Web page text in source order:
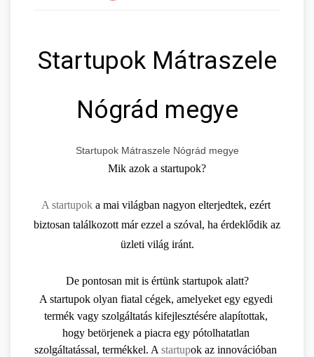
Startupok Mátraszele
Nógrád megye
Startupok Mátraszele Nógrád megye
Mik azok a startupok?
A startupok a mai világban nagyon elterjedtek, ezért
biztosan találkozott már ezzel a szóval, ha érdeklődik az
üzleti világ iránt.
De pontosan mit is értünk startupok alatt?
A startupok olyan fiatal cégek, amelyeket egy egyedi
termék vagy szolgáltatás kifejlesztésére alapítottak,
hogy betörjenek a piacra egy pótolhatatlan
szolgáltatással, termékkel. A startupok az innovációban